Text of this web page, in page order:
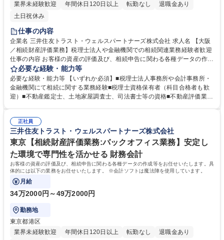
業界未経験歓迎
年間休日120日以上 転勤なし
退職金あり
土日祝休み
仕事の内容
企業名 三井住友トラスト・ウェルスパートナーズ株式会社 求人名 【大阪
／相続財産評価業務】税理士法人や金融機関での相続関連業務経験者歓迎
仕事の内容 お客様の資産の評価及び、相続申告に関わる各種データの作成
等をお任せいたします。具体的な業務は下記をご参照ください。 ※会計ソ
フトは魔法陣を使用しています。 ■相続財産評価のお申込みがあったお客
様(相続人/受遺者),銀行担当者,提携税理士法人の税理士と連携,相続財産確
定や評価明細作成,税理士が行う申告書類の作成・申告が期限までに滞りな
式,出資金評価など専門性が高い評価を実施。※土地評価にあたり実踏(現
地調査),役所調査等も含む 募集職種 【大阪／相続財産評価業務】税理士法
人や金融機関での相続関連業務経験者歓迎
必要な経験・能力等
必要な経験・能力等 【いずれか必須】■税理士法人事務所や会計事務所・
金融機関にて相続に関する業務経験■税理士資格保有者（科目合格者も歓
迎）■不動産鑑定士、土地家屋調査士、司法書士等の資格■不動産評価業務
院 大学 高専 短大 語学力： 資格：税理士 司法書士 ファイナンシャル･プ
ランニング技能士1級
正社員
三井住友トラスト・ウェルスパートナーズ株式会社
東京【相続財産評価業務:バックオフィス業務】安定し
た環境で専門性を活かせる 財務会計
お客様の資産の評価及び、相続申告に関わる各種データの作成等をお任せいたします。具
体的には以下の業務をお任せいたします。 ※会計ソフトは魔法陣を使用しています。
月給
34万2000円～49万2000円
勤務地
東京都港区
業界未経験歓迎
年間休日120日以上 転勤なし
退職金あり